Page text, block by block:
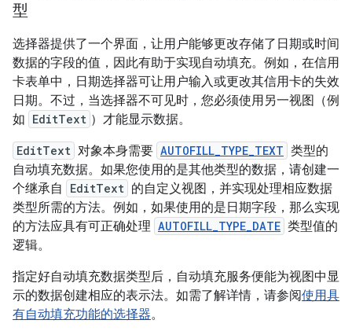
型
选择器提供了一个界面，让用户能够更改存储了日期或时间
数据的字段的值，因此有助于实现自动填充。例如，在信用
卡表单中，日期选择器可让用户输入或更改其信用卡的失效
日期。不过，当选择器不可见时，您必须使用另一视图（例
如 EditText ）才能显示数据。
EditText 对象本身需要 AUTOFILL_TYPE_TEXT 类型的
自动填充数据。如果您使用的是其他类型的数据，请创建一
个继承自
EditText 的自定义视图，并实现处理相应数据
类型所需的方法。例如，如果使用的是日期字段，那么实现
的方法应具有可正确处理 AUTOFILL_TYPE_DATE 类型值的
逻辑。
指定好自动填充数据类型后，自动填充服务便能为视图中显
示的数据创建相应的表示法。如需了解详情，请参阅使用具
有自动填充功能的选择器。